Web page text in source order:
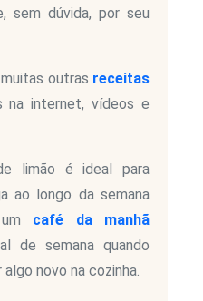
sem dúvida, por seu
outras receitas
na internet, vídeos e
limão é ideal para
ao longo da semana
café da manhã
de semana quando
novo na cozinha.